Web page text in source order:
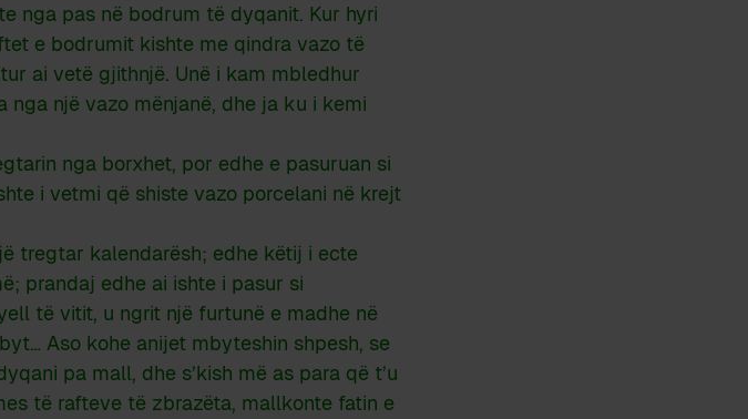
nga pas në bodrum të dyqanit. Kur hyri
e bodrumit kishte me qindra vazo të
ai vetë gjithnjë. Unë i kam mbledhur
një vazo mënjanë, dhe ja ku i kemi
nga borxhet, por edhe e pasuruan si
i vetmi që shiste vazo porcelani në krejt
tregtar kalendarësh; edhe këtij i ecte
prandaj edhe ai ishte i pasur si
të vitit, u ngrit një furtunë e madhe në
Aso kohe anijet mbyteshin shpesh, se
pa mall, dhe s’kish më as para që t’u
të rafteve të zbrazëta, mallkonte fatin e